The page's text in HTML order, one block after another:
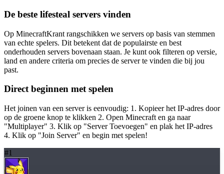
De beste lifesteal servers vinden
Op MinecraftKrant rangschikken we servers op basis van stemmen
van echte spelers. Dit betekent dat de populairste en best
onderhouden servers bovenaan staan. Je kunt ook filteren op versie,
land en andere criteria om precies de server te vinden die bij jou
past.
Direct beginnen met spelen
Het joinen van een server is eenvoudig: 1. Kopieer het IP-adres door
op de groene knop te klikken 2. Open Minecraft en ga naar
"Multiplayer" 3. Klik op "Server Toevoegen" en plak het IP-adres
4. Klik op "Join Server" en begin met spelen!
#1